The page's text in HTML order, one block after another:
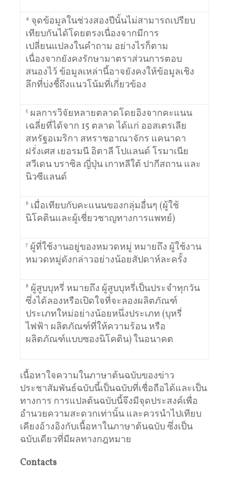
4 จุดข้อมูลในช่วงสองปีนั้นไม่สามารถเปรียบ
เทียบกันได้โดยตรงเนื่องจากมีการ
เปลี่ยนแปลงในคำถาม อย่างไรก็ตาม
เนื่องจากยังคงรักษามาตราส่วนการตอบ
สนองไว้ ข้อมูลเหล่านี้อาจยังคงให้ข้อมูลเชิง
ลึกที่บ่งชี้ถึงแนวโน้มที่เกี่ยวข้อง
5 ผลการวิจัยหลายตลาดโดยอิงจากคะแนน
เฉลี่ยที่ได้จาก 15 ตลาด ได้แก่ ออสเตรเลีย
สหรัฐอเมริกา สหราชอาณาจักร แคนาดา
ฝรั่งเศส เยอรมนี อิตาลี โปแลนด์ โรมาเนีย
สวีเดน บราซิล ญี่ปุ่น เกาหลีใต้ ปากีสถาน และ
นิวซีแลนด์
6 เมื่อเทียบกับคะแนนของกลุ่มอื่นๆ (ผู้ใช้
นิโคตินและผู้เชี่ยวชาญทางการแพทย์)
7 ผู้ที่ใช้งานอยู่ของหมวดหมู่ หมายถึง ผู้ใช้งาน
หมวดหมู่ดังกล่าวอย่างน้อยสัปดาห์ละครั้ง
8 ผู้สูบบุหรี่ หมายถึง ผู้สูบบุหรี่เป็นประจำทุกวัน
ซึ่งได้ลองหรือเปิดใจที่จะลองผลิตภัณฑ์
ประเภทใหม่อย่างน้อยหนึ่งประเภท (บุหรี่
ไฟฟ้า ผลิตภัณฑ์ที่ให้ความร้อน หรือ
ผลิตภัณฑ์แบบซองนิโคติน) ในอนาคต
เนื้อหาใจความในภาษาต้นฉบับของข่าว
ประชาสัมพันธ์ฉบับนี้เป็นฉบับที่เชื่อถือได้และเป็น
ทางการ การแปลต้นฉบับนี้จึงมีจุดประสงค์เพื่อ
อำนวยความสะดวกเท่านั้น และควรนำไปเทียบ
เคียงอ้างอิงกับเนื้อหาในภาษาต้นฉบับ ซึ่งเป็น
ฉบับเดียวที่มีผลทางกฎหมาย
Contacts